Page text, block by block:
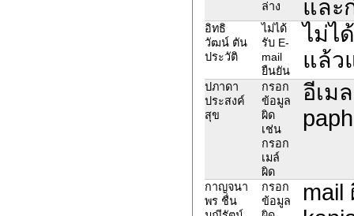
ล่าง และ
อิทธิ
วัฒน์ ตัน
ประวัติ
ไม่ได้
รับ E-
mail
ยืนยัน
ไม่ไ
แล้ว
ปภาดา
ประสงค์
สุข
กรอก
ข้อมูล
ผิด
เช่น
กรอก
เมล์
ผิด
อีเม
กาญจนา
พร ชื่น
กรอก
ข้อมูล
mail